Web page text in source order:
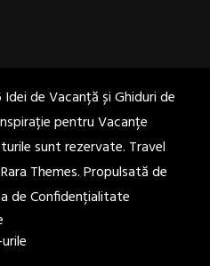
Idei de Vacanță și Ghiduri de
pentru Vacanțe
sunt rezervate. Travel
Rara Themes. Propulsată de
de Confidențialitate